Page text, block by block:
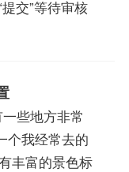
交”等待审核
些地方非常
个我经常去的
丰富的景色标